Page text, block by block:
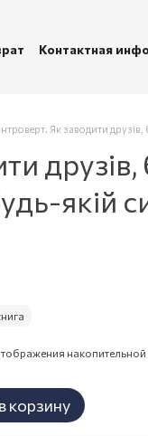
Контактная
Інтроверт. Як заводити
якій
накопительной
корзину